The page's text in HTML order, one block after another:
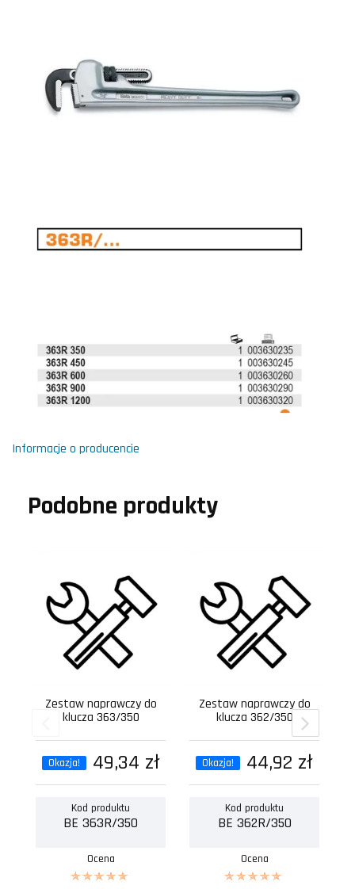
Informacje o producencie
Podobne produkty
Zestaw naprawczy do
klucza 363/350
Okazja! 49,34 zł
Kod produktu
BE 363R/350
Ocena
Zestaw naprawczy do
klucza 362/350
Okazja! 44,92 zł
Kod produktu
BE 362R/350
Ocena